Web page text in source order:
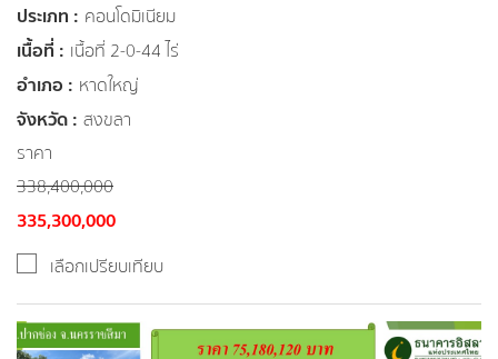
ประเภท : คอนโดมิเนียม
เนื้อที่ : เนื้อที่ 2-0-44 ไร่
อำเภอ : หาดใหญ่
จังหวัด : สงขลา
ราคา
338,400,000
335,300,000
เลือกเปรียบเทียบ